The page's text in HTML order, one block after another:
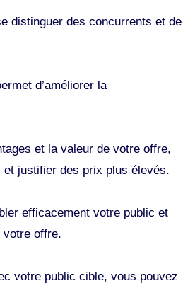
distinguer des concurrents et de
d’améliorer la
et la valeur de votre offre,
justifier des prix plus élevés.
efficacement votre public et
votre offre.
votre public cible, vous pouvez